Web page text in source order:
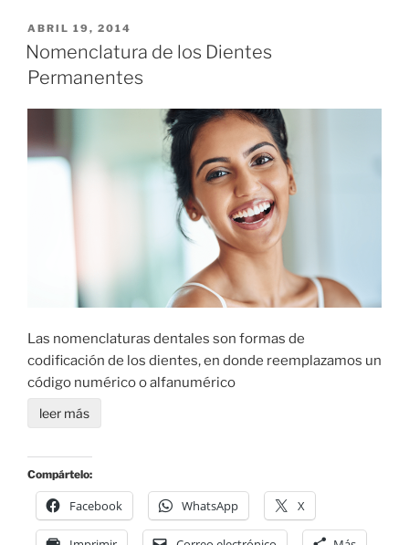
POSTED
ON
ABRIL 19, 2014
Nomenclatura de los Dientes
Permanentes
Las nomenclaturas dentales son formas de
codificación de los dientes, en donde reemplazamos un
código numérico o alfanumérico
leer más
Compártelo:
Facebook WhatsApp X